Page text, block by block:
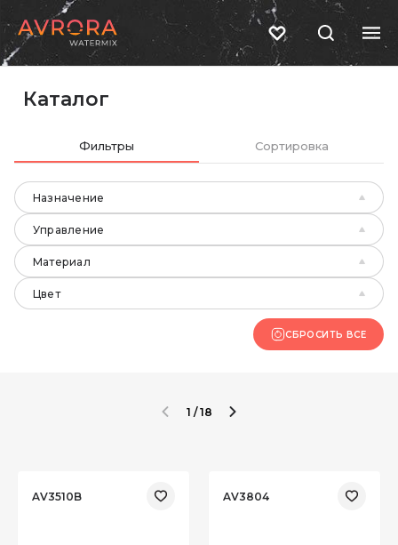
Каталог
Фильтры Сортировка
Назначение
Управление
Материал
Цвет
СБРОСИТЬ ВСЕ
1 / 18
AV3510B AV3804